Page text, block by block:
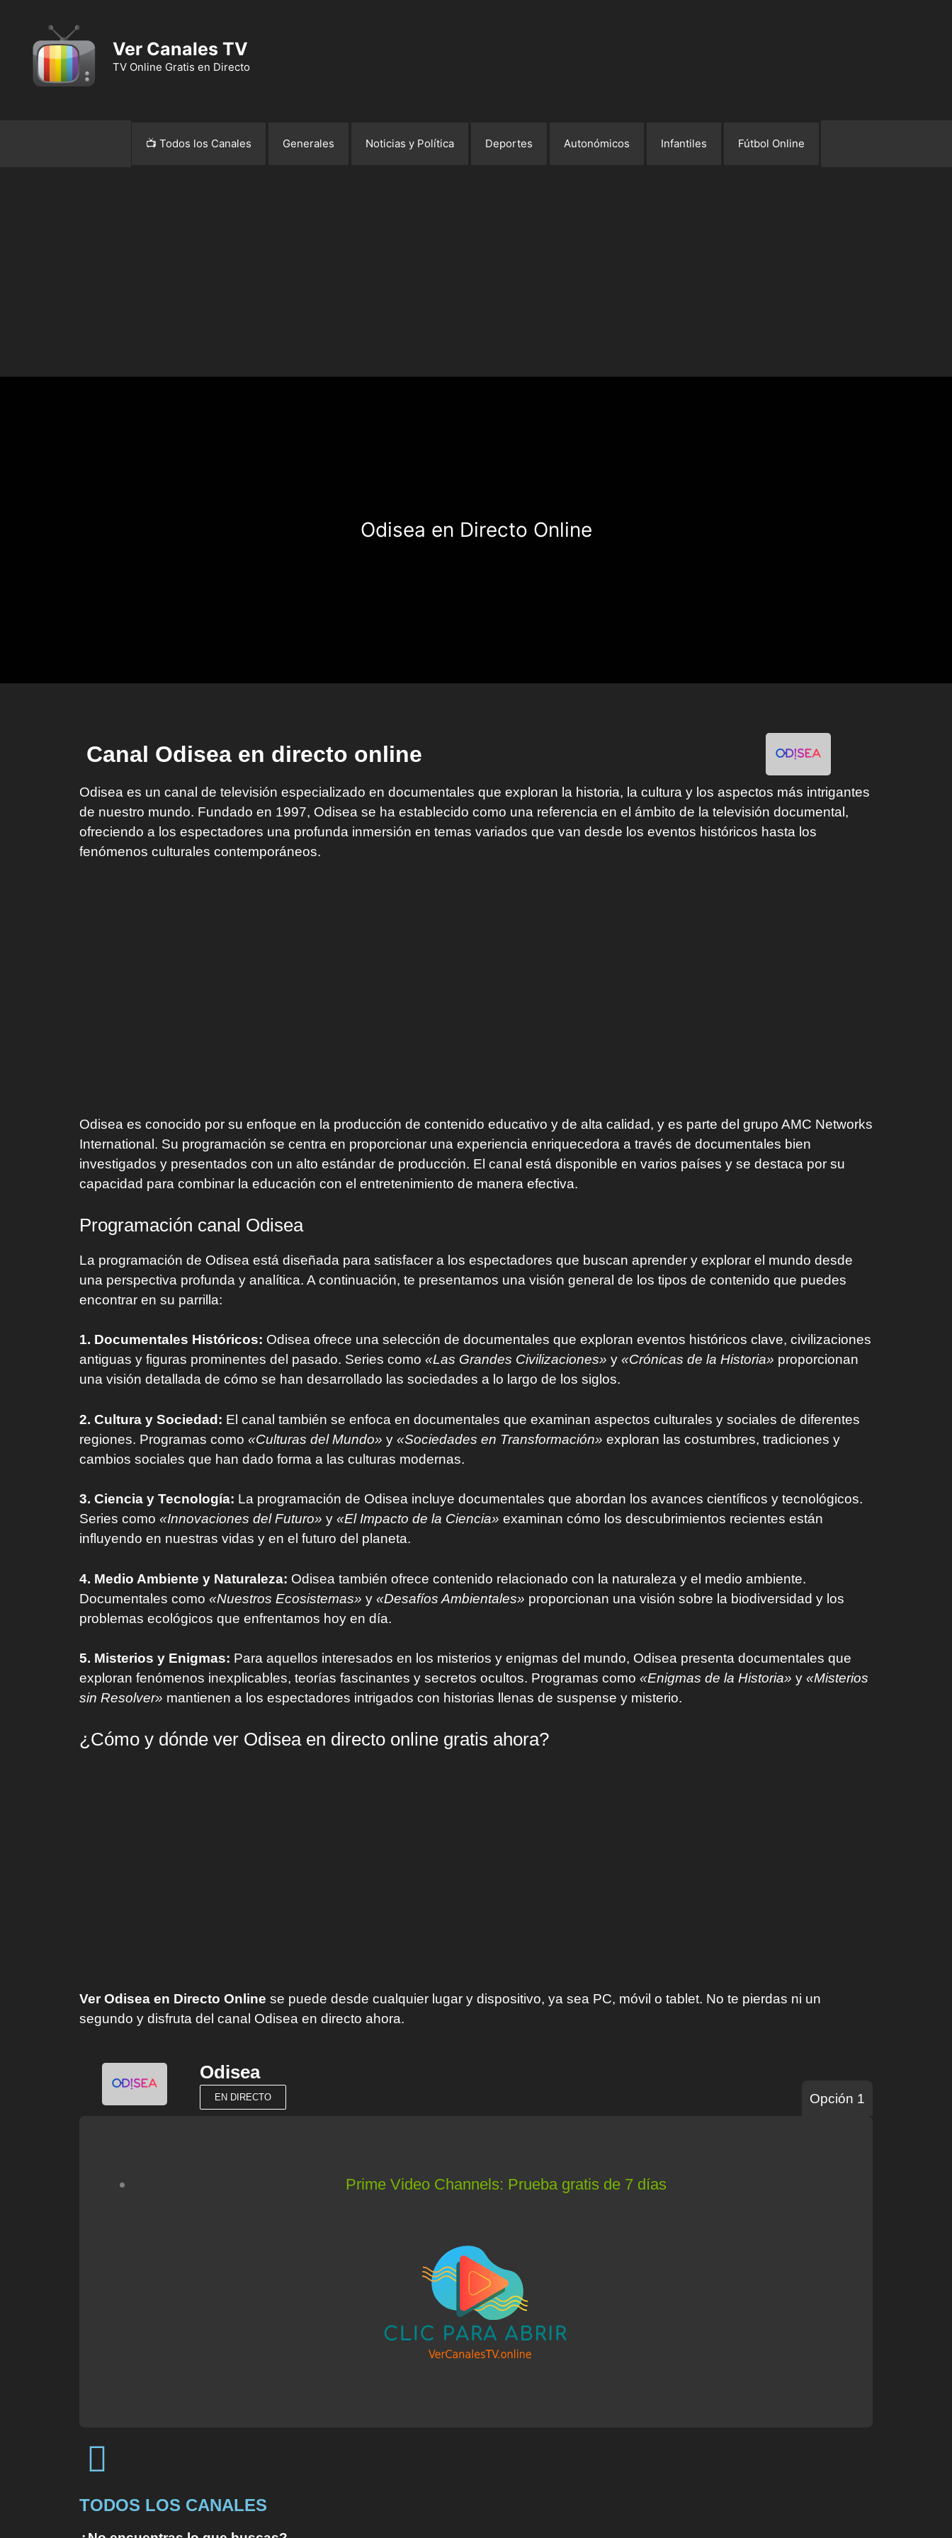
Ver Canales TV
TV Online Gratis en Directo
📺 Todos los Canales Generales Noticias y Política Deportes Autonómicos Infantiles Fútbol Online
Odisea en Directo Online
Canal Odisea en directo online
Odisea es un canal de televisión especializado en documentales que exploran la historia, la cultura y los aspectos más intrigantes
de nuestro mundo. Fundado en 1997, Odisea se ha establecido como una referencia en el ámbito de la televisión documental,
ofreciendo a los espectadores una profunda inmersión en temas variados que van desde los eventos históricos hasta los
fenómenos culturales contemporáneos.
Odisea es conocido por su enfoque en la producción de contenido educativo y de alta calidad, y es parte del grupo AMC Networks
International. Su programación se centra en proporcionar una experiencia enriquecedora a través de documentales bien
investigados y presentados con un alto estándar de producción. El canal está disponible en varios países y se destaca por su
capacidad para combinar la educación con el entretenimiento de manera efectiva.
Programación canal Odisea
La programación de Odisea está diseñada para satisfacer a los espectadores que buscan aprender y explorar el mundo desde
una perspectiva profunda y analítica. A continuación, te presentamos una visión general de los tipos de contenido que puedes
encontrar en su parrilla:
1. Documentales Históricos: Odisea ofrece una selección de documentales que exploran eventos históricos clave, civilizaciones
antiguas y figuras prominentes del pasado. Series como «Las Grandes Civilizaciones» y «Crónicas de la Historia» proporcionan
una visión detallada de cómo se han desarrollado las sociedades a lo largo de los siglos.
2. Cultura y Sociedad: El canal también se enfoca en documentales que examinan aspectos culturales y sociales de diferentes
regiones. Programas como «Culturas del Mundo» y «Sociedades en Transformación» exploran las costumbres, tradiciones y
cambios sociales que han dado forma a las culturas modernas.
3. Ciencia y Tecnología: La programación de Odisea incluye documentales que abordan los avances científicos y tecnológicos.
Series como «Innovaciones del Futuro» y «El Impacto de la Ciencia» examinan cómo los descubrimientos recientes están
influyendo en nuestras vidas y en el futuro del planeta.
4. Medio Ambiente y Naturaleza: Odisea también ofrece contenido relacionado con la naturaleza y el medio ambiente.
Documentales como «Nuestros Ecosistemas» y «Desafíos Ambientales» proporcionan una visión sobre la biodiversidad y los
problemas ecológicos que enfrentamos hoy en día.
5. Misterios y Enigmas: Para aquellos interesados en los misterios y enigmas del mundo, Odisea presenta documentales que
exploran fenómenos inexplicables, teorías fascinantes y secretos ocultos. Programas como «Enigmas de la Historia» y «Misterios
sin Resolver» mantienen a los espectadores intrigados con historias llenas de suspense y misterio.
¿Cómo y dónde ver Odisea en directo online gratis ahora?
Ver Odisea en Directo Online se puede desde cualquier lugar y dispositivo, ya sea PC, móvil o tablet. No te pierdas ni un
segundo y disfruta del canal Odisea en directo ahora.
Odisea
EN DIRECTO Opción 1
Prime Video Channels: Prueba gratis de 7 días
TODOS LOS CANALES